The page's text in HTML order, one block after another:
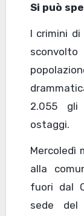
Si può
I crimini di
2.055 gli
ostaggi.
Mercoledì
alla
fuori dal
sede del